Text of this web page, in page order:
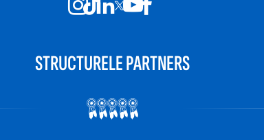
STRUCTURELE PARTNERS